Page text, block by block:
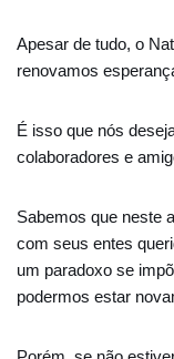
Apesar de tudo, o
renovamos
É isso que nós
colaboradores e
Sabemos que neste
com seus entes
um paradoxo se
podermos estar